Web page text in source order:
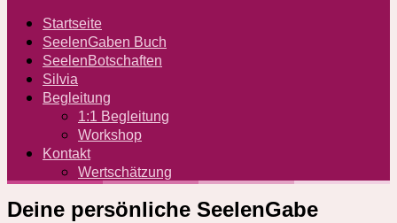
Startseite
SeelenGaben Buch
SeelenBotschaften
Silvia
Begleitung
1:1 Begleitung
Workshop
Kontakt
Wertschätzung
Deine persönliche SeelenGabe